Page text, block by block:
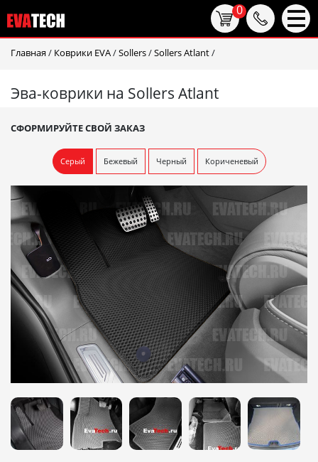
Главная / Коврики EVA/Sollers/Sollers Atlant/
Эва-коврики на Sollers Atlant
СФОРМИРУЙТЕ СВОЙ ЗАКАЗ
Серый Бежевый Черный Кориченевый
0